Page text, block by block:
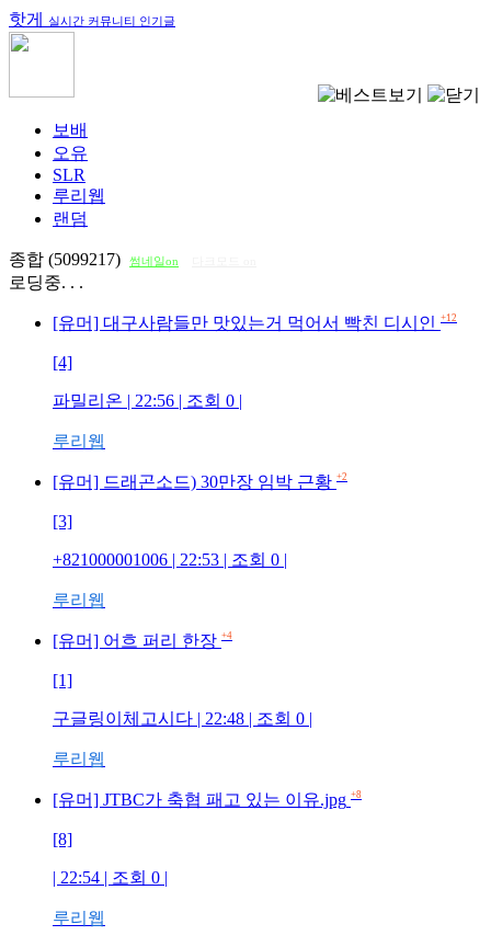
핫게 실시간 커뮤니티 인기글
보배
오유
SLR
루리웹
랜덤
종합 (5099217) 썸네일on
로딩중. . .
[유머] 대구사람들만 맛있는거 먹어서 빡친 디시인 +12
[4]
파밀리온 | 22:56 | 조회 0 |
루리웹
[유머] 드래곤소드) 30만장 임박 근황 +2
[3]
+821000001006 | 22:53 | 조회 0 |
루리웹
[유머] 어흐 퍼리 한장 +4
[1]
구글링이체고시다 | 22:48 | 조회 0 |
루리웹
[유머] JTBC가 축협 패고 있는 이유.jpg +8
[8]
| 22:54 | 조회 0 |
루리웹